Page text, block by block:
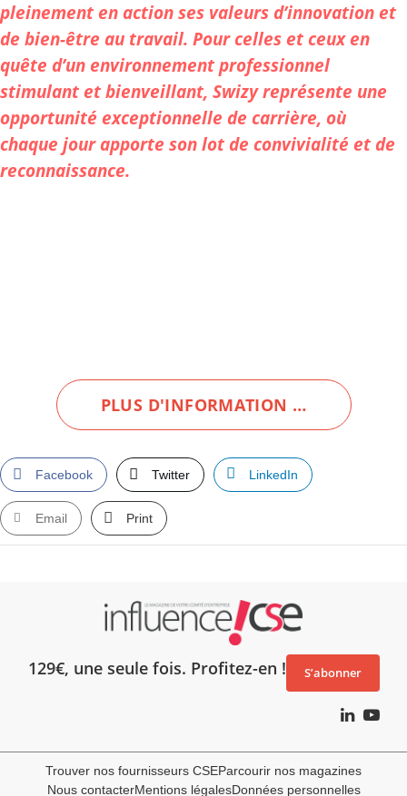
pleinement en action ses valeurs d’innovation et
de bien-être au travail. Pour celles et ceux en
quête d’un environnement professionnel
stimulant et bienveillant, Swizy représente une
opportunité exceptionnelle de carrière, où
chaque jour apporte son lot de convivialité et de
reconnaissance.
PLUS D'INFORMATION …
Facebook Twitter LinkedIn
Email Print
129€, une seule fois. Profitez-en ! S’abonner
Trouver nos fournisseurs CSEParcourir nos magazines
Nous contacterMentions légalesDonnées personnelles